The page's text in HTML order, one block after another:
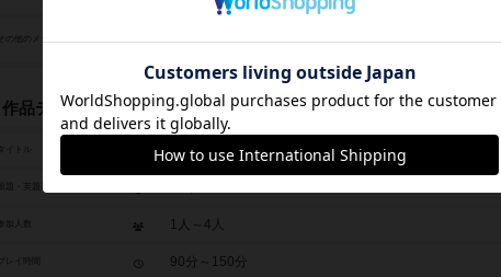
その他のメカニクスや仕組み プレイヤー別固有能力（Variable Player Powers）
作品データ
タイトル ストゥポル・ムンディ
参加人数 1人～4人
90分～150分